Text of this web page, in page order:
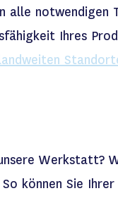
alle
Ihres
Werkstatt?
So können Sie